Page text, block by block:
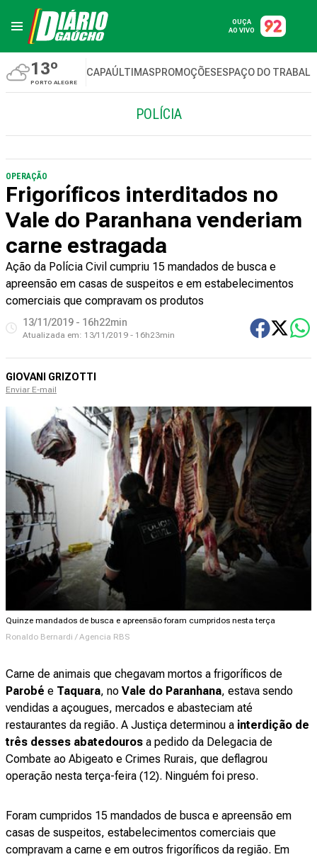
OUÇA
AO VIVO
13º
PORTO ALEGRE
CAPAÚLTIMASPROMOÇÕESESPAÇO DO
POLÍCIA
OPERAÇÃO
Frigoríficos interditados no
Vale do Paranhana venderiam
carne estragada
Ação da Polícia Civil cumpriu 15 mandados de busca e
apreensão em casas de suspeitos e em estabelecimentos
comerciais que compravam os produtos
13/11/2019 - 16h22min
Atualizada em: 13/11/2019 - 16h23min
GIOVANI GRIZOTTI
Enviar E-mail
Quinze mandados de busca e apreensão foram cumpridos nesta terça
Ronaldo Bernardi / Agencia RBS
Carne de animais que chegavam mortos a frigoríficos de
Parobé e Taquara, no Vale do Paranhana, estava sendo
vendidas a açougues, mercados e abasteciam até
restaurantes da região. A Justiça determinou a interdição de
três desses abatedouros a pedido da Delegacia de
Combate ao Abigeato e Crimes Rurais, que deflagrou
operação nesta terça-feira (12). Ninguém foi preso.
Foram cumpridos 15 mandados de busca e apreensão em
casas de suspeitos, estabelecimentos comerciais que
compravam a carne e em outros frigoríficos da região. Em